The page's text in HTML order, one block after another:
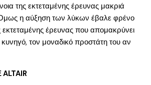
της εκτεταμένης έρευνας μακριά
η αύξηση των λύκων έβαλε φρένο
εκτεταμένης έρευνας που απομακρύνει
τον μοναδικό προστάτη του αν